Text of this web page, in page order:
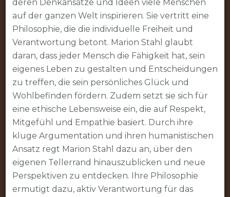
deren Denkansätze und Ideen viele Menschen
auf der ganzen Welt inspirieren. Sie vertritt eine
Philosophie, die die individuelle Freiheit und
Verantwortung betont. Marion Stahl glaubt
daran, dass jeder Mensch die Fähigkeit hat, sein
eigenes Leben zu gestalten und Entscheidungen
zu treffen, die sein persönliches Glück und
Wohlbefinden fördern. Zudem setzt sie sich für
eine ethische Lebensweise ein, die auf Respekt,
Mitgefühl und Empathie basiert. Durch ihre
kluge Argumentation und ihren humanistischen
Ansatz regt Marion Stahl dazu an, über den
eigenen Tellerrand hinauszublicken und neue
Perspektiven zu entdecken. Ihre Philosophie
ermutigt dazu, aktiv Verantwortung für das